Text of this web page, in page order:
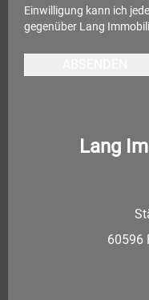
Einwilligung kann ich
gegenüber Lang
Lang
60596